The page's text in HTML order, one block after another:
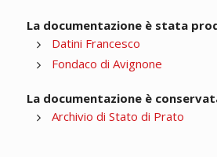
La documentazione è stata
Datini Francesco
Fondaco di Avignone
La documentazione è
Archivio di Stato di Prato